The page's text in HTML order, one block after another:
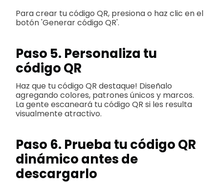
Para crear tu código QR, presiona o haz clic en el
botón 'Generar código QR'.
Paso 5. Personaliza tu
código QR
Haz que tu código QR destaque! Diseñalo
agregando colores, patrones únicos y marcos.
La gente escaneará tu código QR si les resulta
visualmente atractivo.
Paso 6. Prueba tu código QR
dinámico antes de
descargarlo